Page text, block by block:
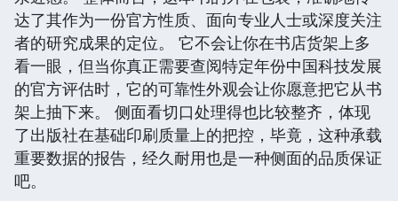
达了其作为一份官方性质、面向专业人士或深度关注
者的研究成果的定位。 它不会让你在书店货架上多
看一眼，但当你真正需要查阅特定年份中国科技发展
的官方评估时，它的可靠性外观会让你愿意把它从书
架上抽下来。 侧面看切口处理得也比较整齐，体现
了出版社在基础印刷质量上的把控，毕竟，这种承载
重要数据的报告，经久耐用也是一种侧面的品质保证
吧。